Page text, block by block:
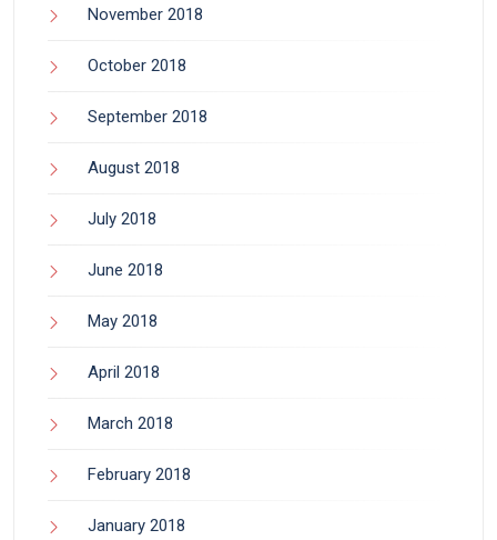
November 2018
October 2018
September 2018
August 2018
July 2018
June 2018
May 2018
April 2018
March 2018
February 2018
January 2018